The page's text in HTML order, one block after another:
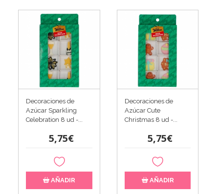
Decoraciones de
Azúcar Sparkling
Celebration 8 ud -...
5,75€
AÑADIR
Decoraciones de
Azúcar Cute
Christmas 8 ud -...
5,75€
AÑADIR